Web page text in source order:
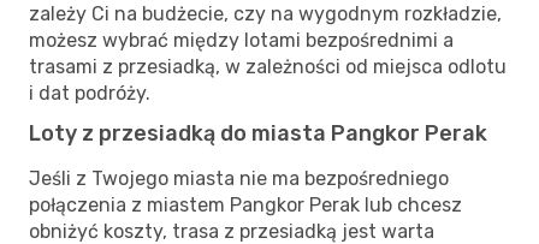
zależy Ci na budżecie, czy na wygodnym rozkładzie,
możesz wybrać między lotami bezpośrednimi a
trasami z przesiadką, w zależności od miejsca odlotu
i dat podróży.
Loty z przesiadką do miasta Pangkor Perak
Jeśli z Twojego miasta nie ma bezpośredniego
połączenia z miastem Pangkor Perak lub chcesz
obniżyć koszty, trasa z przesiadką jest warta